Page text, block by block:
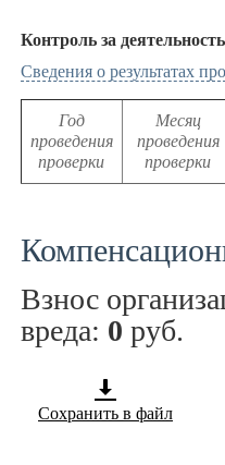
Контроль за
Сведения о результатах
Год
проведения
проверки
Месяц
проведения
проверки
Взнос
вреда: 0 руб.
Сохранить в файл